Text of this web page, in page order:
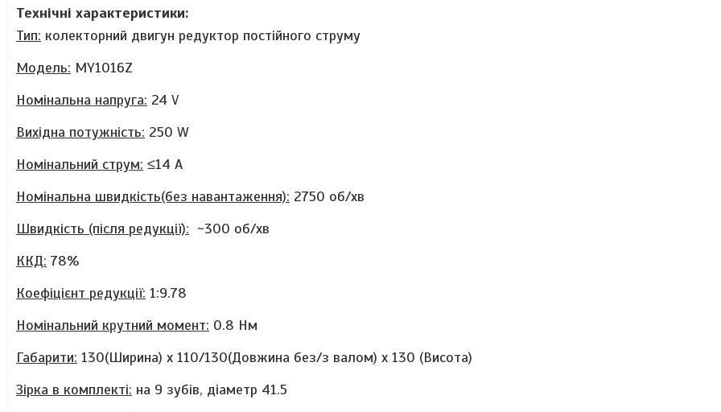
Технічні характеристики:
Тип: колекторний двигун редуктор постійного струму
Модель: MY1016Z
Номінальна напруга: 24 V
Вихідна потужність: 250 W
Номінальний струм: ≤14 А
Номінальна швидкість(без навантаження): 2750 об/хв
Швидкість (після редукції): ~300 об/хв
ККД: 78%
Коефіцієнт редукції: 1:9.78
Номінальний крутний момент: 0.8 Нм
Габарити: 130(Ширина) х 110/130(Довжина без/з валом) х 130 (Висота)
Зірка в комплекті: на 9 зубів, діаметр 41.5